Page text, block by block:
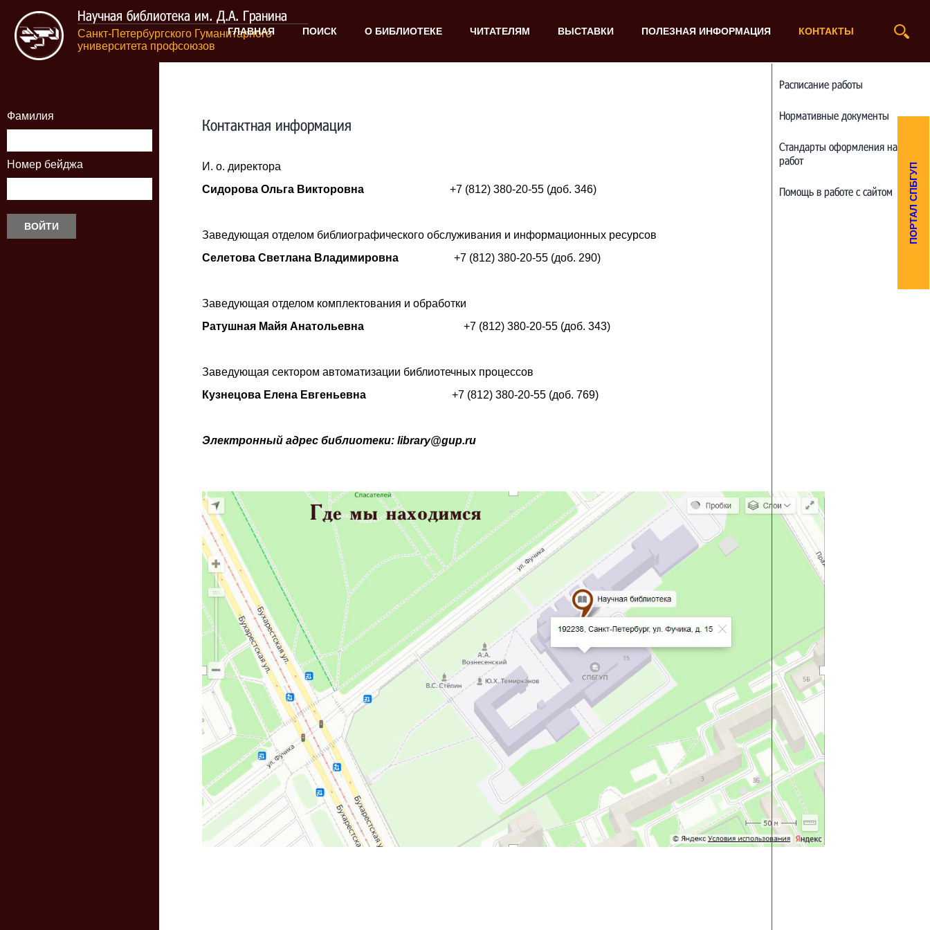
Научная библиотека им. Д.А. Гранина
Санкт-Петербургского Гуманитарного
университета профсоюзов
ГЛАВНАЯ ПОИСК О БИБЛИОТЕКЕ ЧИТАТЕЛЯМ ВЫСТАВКИ ПОЛЕЗНАЯ ИНФОРМАЦИЯ КОНТАКТЫ
Фамилия
Номер бейджа
Контактная информация
И. о. директора
Сидорова Ольга Викторовна
+7 (812) 380-20-55 (доб. 346)
Заведующая отделом библиографического обслуживания и информационных ресурсов
Селетова Светлана Владимировна+7 (812) 380-20-55 (доб. 290)
Заведующая отделом комплектования и обработки
Ратушная Майя Анатольевна
+7 (812) 380-20-55 (доб. 343)
Заведующая сектором автоматизации библиотечных процессов
Кузнецова Елена Евгеньевна+7 (812) 380-20-55 (доб. 769)
Электронный адрес библиотеки: library@gup.ru
Расписание работы
Нормативные документы
Стандарты оформления научных
работ
Помощь в работе с сайтом ПОРТАЛ СПБГУП